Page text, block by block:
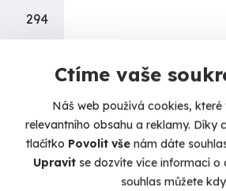
Ctíme vaše
Náš web používá cookies,
relevantního obsahu a reklamy. Díky
tlačítko Povolit vše nám dáte
Upravitse dozvíte více informací o
souhlas můžete
Vyskočte z letadla až ze čtyř
Kramolín (České
(+ 13 dalších lokalit)
4 590 Kč
294
450
4
196
31